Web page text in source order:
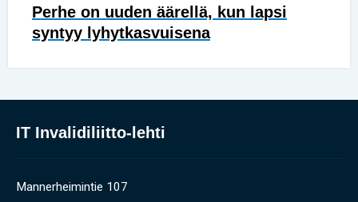
Perhe on uuden äärellä, kun lapsi
syntyy lyhytkasvuisena
IT Invalidiliitto-lehti
Mannerheimintie 107